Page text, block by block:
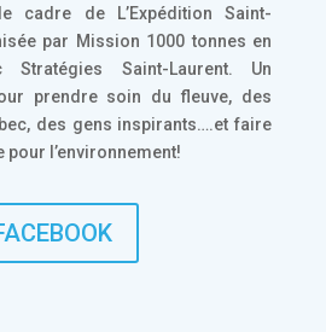
cadre de L’Expédition Saint-
par Mission 1000 tonnes en
Stratégies Saint-Laurent. Un
prendre soin du fleuve, des
des gens inspirants….et faire
l’environnement!